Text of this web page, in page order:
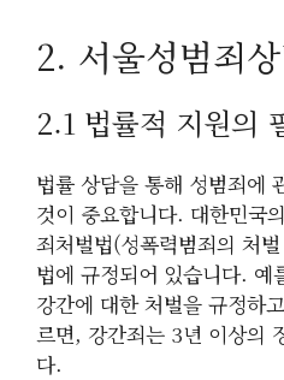
2. 서울성범죄
2.1 법률적 지원의
법률 상담을 통해 성범죄에
것이 중요합니다. 대한민국
죄처벌법(성폭력범죄의 처
법에 규정되어 있습니다.
강간에 대한 처벌을 규정하
르면, 강간죄는 3년 이상의
다.